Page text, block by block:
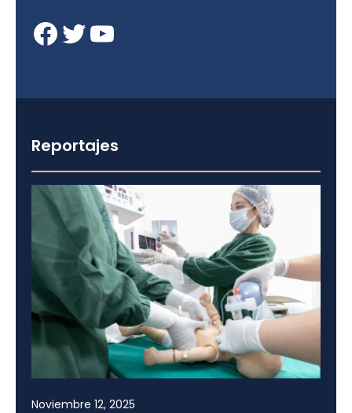
Facebook Twitter YouTube
Reportajes
Noviembre 12, 2025